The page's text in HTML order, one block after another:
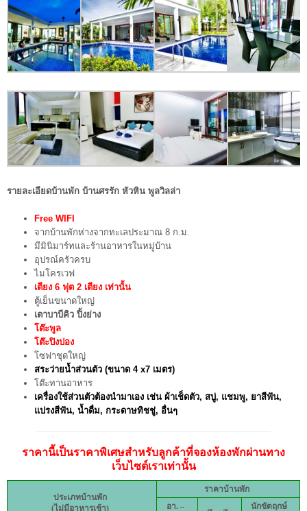
รายละเอียดบ้านพัก บ้านศรรัก หัวหิน พูลวิลล่า
Free WIFI
จากบ้านพักห่างจากทะเลประมาณ 8 ก.ม.
มีมินิมาร์ทและร้านอาหารในหมู่บ้าน
อุปรณ์ครัวครบ
ไมโครเวฟ
เตียง 6 ฟุต 2 เตียง เท่านั้น
ตู้เย็นขนาดใหญ่
เตาบาบีคิว ปิ้งย่าง
โต๊ะพูล
โต๊ะปิงปอง
โซฟาชุดใหญ่
สระว่ายน้ำส่วนตัว (ขนาด 4 x7 เมตร)
โต๊ะทานอาหาร
เครื่องใช้ส่วนตัวต้องนำมาเอง เช่น ผ้าเช็ดตัว, สบู่, แชมพู, ยาสีฟัน,
แปรงสีฟัน, น้ำดื่ม, กระดาษทิชชู่, อื่นๆ
ราคานี้เป็นราคาพิเศษสำหรับลูกค้าที่จองห้องพักผ่านทาง
เว็บไซต์เราเท่านั้น
ประเภทบ้านพัก
(ไม่มีอาหารเช้า)
ราคาบ้านพัก
อา. –
นักขัตฤกษ์